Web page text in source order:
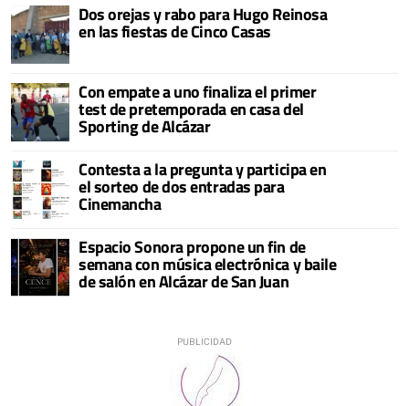
Dos orejas y rabo para Hugo Reinosa
en las fiestas de Cinco Casas
Con empate a uno finaliza el primer
test de pretemporada en casa del
Sporting de Alcázar
Contesta a la pregunta y participa en
el sorteo de dos entradas para
Cinemancha
Espacio Sonora propone un fin de
semana con música electrónica y baile
de salón en Alcázar de San Juan